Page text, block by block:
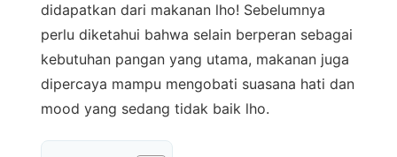
didapatkan dari makanan lho! Sebelumnya
perlu diketahui bahwa selain berperan sebagai
kebutuhan pangan yang utama, makanan juga
dipercaya mampu mengobati suasana hati dan
mood yang sedang tidak baik lho.